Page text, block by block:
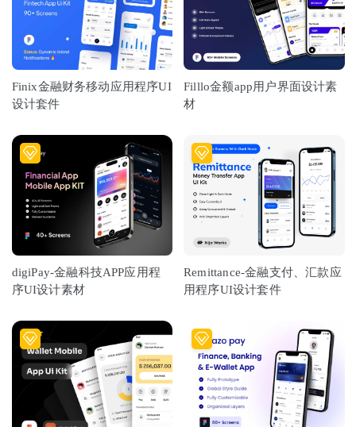
Finix金融财务移动应用程序UI
设计套件
Filllo金额app用户界面设计素
材
digiPay-金融科技APP应用程
序UI设计素材
Remittance-金融支付、汇款应
用程序UI设计套件
Valentine’s-情人节情侣3D人物插画设计素材 2024-11-24
支付app ui设计 .xd素材
2021-06-07
赛事app ui设计 .fig素材 2021-08-28